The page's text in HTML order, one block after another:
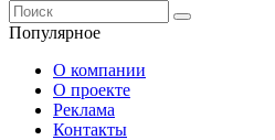
Популярное
О компании
О проекте
Реклама
Контакты